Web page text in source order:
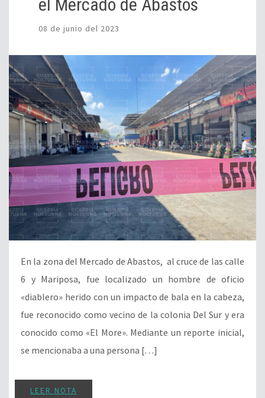
el Mercado de Abastos
08 de junio del 2023
En la zona del Mercado de Abastos, al cruce de las calle
6 y Mariposa, fue localizado un hombre de oficio
«diablero» herido con un impacto de bala en la cabeza,
fue reconocido como vecino de la colonia Del Sur y era
conocido como «El More». Mediante un reporte inicial,
se mencionaba a una persona […]
LEER NOTA